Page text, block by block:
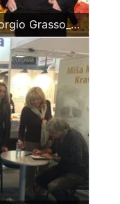
020 Milano_Linda Pavlova_Giorgio Grasso_MIša Mihajlo Kravcev